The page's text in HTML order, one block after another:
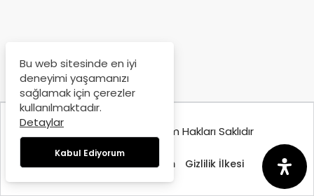
© Copyright 2025, Tüm Hakları Saklıdır
Hakkımızda İletişim Gizlilik İlkesi
Bu web sitesinde en iyi
deneyimi yaşamanızı
sağlamak için çerezler
kullanılmaktadır.
Detaylar
Kabul Ediyorum